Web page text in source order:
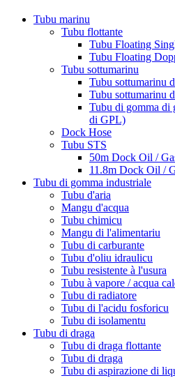
Tubu marinu
Tubu flottante
Tubu Floating
Tubu Floating
Tubu sottumarinu
Tubu sottumarinu
Tubu sottumarinu
Tubu di gomma di
di GPL)
Dock Hose
Tubu STS
50m Dock Oil /
11.8m Dock Oil /
Tubu di gomma industriale
Tubu d'aria
Mangu d'acqua
Tubu chimicu
Mangu di l'alimentariu
Tubu di carburante
Tubu d'oliu idraulicu
Tubu resistente à l'usura
Tubu à vapore / acqua
Tubu di radiatore
Tubu di l'acidu fosforicu
Tubu di isolamentu
Tubu di draga
Tubu di draga flottante
Tubu di draga
Tubu di aspirazione di